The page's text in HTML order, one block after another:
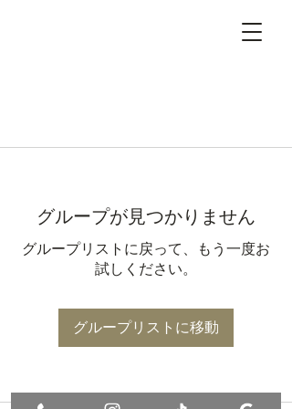
グループが見つかりません
グループリストに戻って、もう一度お
試しください。
グループリストに移動